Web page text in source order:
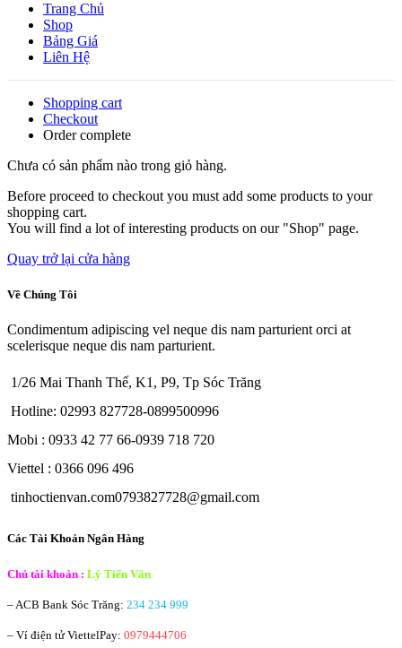
Trang Chủ
Shop
Bảng Giá
Liên Hệ
Shopping cart
Checkout
Order complete
Chưa có sản phẩm nào trong giỏ hàng.
Before proceed to checkout you must add some products to your
shopping cart.
You will find a lot of interesting products on our "Shop" page.
Quay trở lại cửa hàng
Về Chúng Tôi
Condimentum adipiscing vel neque dis nam parturient orci at
scelerisque neque dis nam parturient.
1/26 Mai Thanh Thế, K1, P9, Tp Sóc Trăng
Hotline: 02993 827728-0899500996
Mobi : 0933 42 77 66-0939 718 720
Viettel : 0366 096 496
tinhoctienvan.com0793827728@gmail.com
Các Tài Khoản Ngân Hàng
Chủ tài khoản : Lý Tiến Văn
– ACB Bank Sóc Trăng: 234 234 999
– Ví điện tử ViettelPay: 0979444706